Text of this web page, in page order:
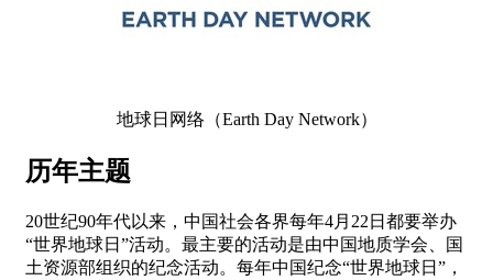
地球日网络（Earth Day Network）
历年主题
20世纪90年代以来，中国社会各界每年4月22日都要举办
“世界地球日”活动。最主要的活动是由中国地质学会、国
土资源部组织的纪念活动。每年中国纪念“世界地球日”，